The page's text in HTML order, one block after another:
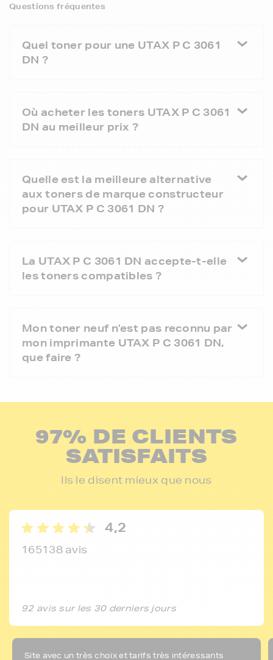
Questions fréquentes
Quel toner pour une UTAX P C 3061
DN ?
Où acheter les toners UTAX P C 3061
DN au meilleur prix ?
Quelle est la meilleure alternative
aux toners de marque constructeur
pour UTAX P C 3061 DN ?
La UTAX P C 3061 DN accepte-t-elle
les toners compatibles ?
Mon toner neuf n'est pas reconnu par
mon imprimante UTAX P C 3061 DN,
que faire ?
97% DE CLIENTS
SATISFAITS
Ils le disent mieux que nous
4,2
165138 avis
92 avis sur les 30 derniers jours
Site avec un très choix et tarifs très intéressants